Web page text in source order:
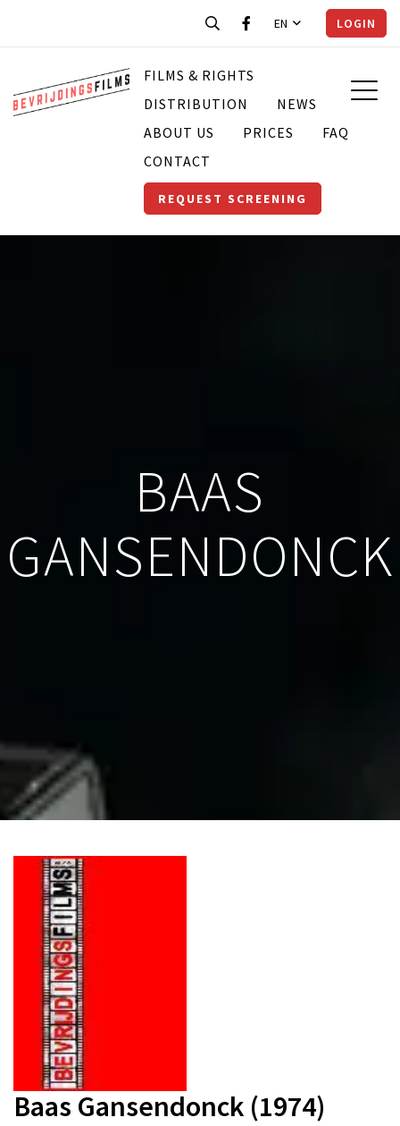
EN LOGIN
FILMS & RIGHTS
DISTRIBUTION
NEWS
ABOUT US
PRICES
FAQ
CONTACT
REQUEST SCREENING
BAAS
GANSENDONCK
Baas Gansendonck (1974)